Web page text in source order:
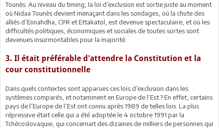
Tounès. Au niveau du timing, la loi d’exclusion est sortie juste au moment
où Nidaa Tounès devient menaçant dans les sondages, où la chute des
alliés d’Ennahdha, CPR et Ettakatol, est devenue spectaculaire, et où les
difficultés politiques, économiques et sociales de toutes sortes sont
devenues insurmontables pour la majorité.
3. Il était préférable d'attendre la Constitution et la
cour constitutionnelle
Dans quels contextes sont apparues ces lois d’exclusion dans les
systèmes comparés, et notamment en Europe de l’Est ? En effet, certains
pays de l’Europe de l’Est ont connu après 1989 de telles lois. La plus
répressive était celle qui a été adoptée le 4 octobre 1991 par la
Tchécoslovaquie, qui concernait des dizaines de milliers de personnes qui